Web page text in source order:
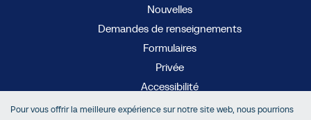
Pour vous offrir la meilleure expérience sur notre site web, nous pourrions
Nouvelles
Demandes de renseignements
Formulaires
Privée
Accessibilité
AboutMyPropertyMC